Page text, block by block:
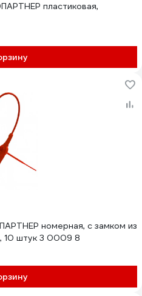
пластиковая,
номерная, с замком из
10 штук 3 0009 8